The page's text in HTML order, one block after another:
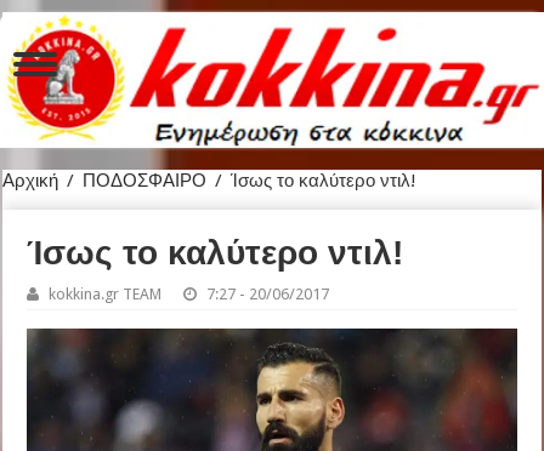
Αρχική / ΠΟΔΟΣΦΑΙΡΟ / Ίσως το καλύτερο ντιλ!
Ίσως το καλύτερο ντιλ!
kokkina.gr TEAM 7:27 - 20/06/2017